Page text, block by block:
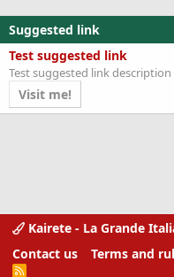
o
n
s
:
Suggested link
Test suggested link
Test suggested link
Visit me!
Kairete - La Grande
Contact us
Terms and
R